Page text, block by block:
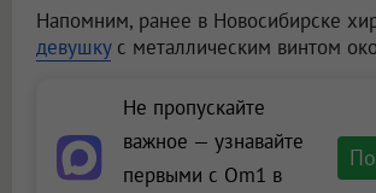
Напомним, ранее в Новосибирске
девушкус металлическим винтом
Не пропускайте
важное — узнавайте
первыми с Om1 в